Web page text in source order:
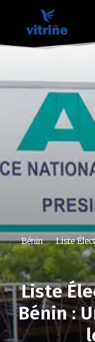
Bénin Liste
Liste
Bénin :